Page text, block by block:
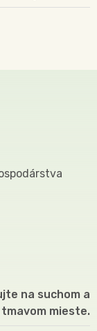
na suchom a
tmavom mieste.